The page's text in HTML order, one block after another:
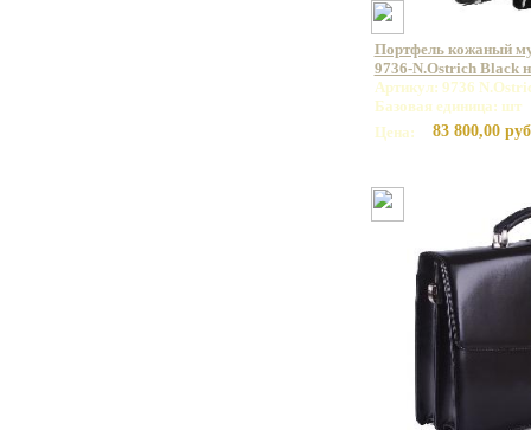
Портфель кожаный
9736-N.Ostrich Black
Артикул: 9736
Базовая единица: шт
Цена:
83 800,00